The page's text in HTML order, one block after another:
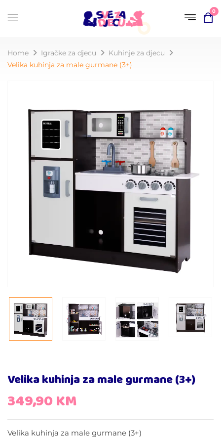
0
Home Igračke za djecu
Kuhinje za djecu
Velika kuhinja za male gurmane (3+)
Velika kuhinja za male gurmane (3+)
349,90KM
Velika kuhinja za male gurmane (3+)